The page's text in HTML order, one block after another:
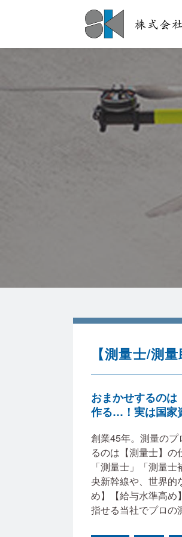
【測量士/測
おまかせするの
作る…！実は国家
創業45年。測量の
るのは【測量士】
「測量士」「測量
央新幹線や、世界的
め】【給与水準高
指せる当社でプロの